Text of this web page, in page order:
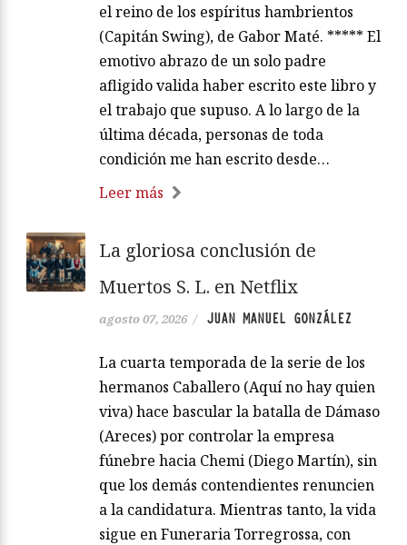
el reino de los espíritus hambrientos
(Capitán Swing), de Gabor Maté. ***** El
emotivo abrazo de un solo padre
afligido valida haber escrito este libro y
el trabajo que supuso. A lo largo de la
última década, personas de toda
condición me han escrito desde…
Leer más
La gloriosa conclusión de
Muertos S. L. en Netflix
agosto 07, 2026 / JUAN MANUEL GONZÁLEZ
La cuarta temporada de la serie de los
hermanos Caballero (Aquí no hay quien
viva) hace bascular la batalla de Dámaso
(Areces) por controlar la empresa
fúnebre hacia Chemi (Diego Martín), sin
que los demás contendientes renuncien
a la candidatura. Mientras tanto, la vida
sigue en Funeraria Torregrossa, con